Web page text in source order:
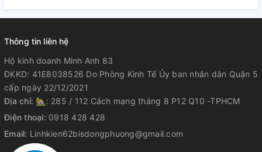
Thông tin liên hệ
Hộ kinh doanh Minh Anh 83
ĐKKD: 41E8038526 Do Phòng Kinh Tế Ủy ban nhân dân Quận 5
cấp ngày 22/12/2021
Địa chỉ: 🏡: 285 / 112 Cách mạng tháng 8 P12 Q10 -TPHCM
Điện thoại: 0918 428 428
Email: Linhkien62bisdongphuong@gmail.com